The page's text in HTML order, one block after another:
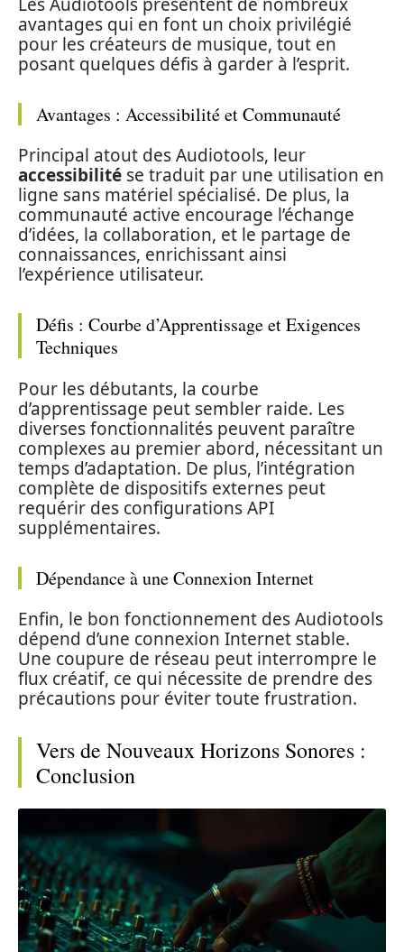
avantages qui en font un choix privilégié
pour les créateurs de musique, tout en
posant quelques défis à garder à l’esprit.
Avantages : Accessibilité et Communauté
Principal atout des Audiotools, leur
accessibilité se traduit par une utilisation en
ligne sans matériel spécialisé. De plus, la
communauté active encourage l’échange
d’idées, la collaboration, et le partage de
connaissances, enrichissant ainsi
l’expérience utilisateur.
Défis : Courbe d’Apprentissage et Exigences
Techniques
Pour les débutants, la courbe
d’apprentissage peut sembler raide. Les
diverses fonctionnalités peuvent paraître
complexes au premier abord, nécessitant un
temps d’adaptation. De plus, l’intégration
complète de dispositifs externes peut
requérir des configurations API
supplémentaires.
Dépendance à une Connexion Internet
Enfin, le bon fonctionnement des Audiotools
dépend d’une connexion Internet stable.
Une coupure de réseau peut interrompre le
flux créatif, ce qui nécessite de prendre des
précautions pour éviter toute frustration.
Vers de Nouveaux Horizons Sonores :
Conclusion